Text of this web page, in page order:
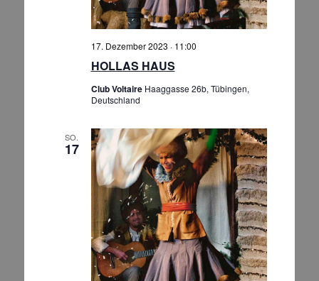
HOLLAS HAUS
17. Dezember 2023 · 11:00
Club Voltaire Haaggasse 26b, Tübingen,
Deutschland
SO.
17